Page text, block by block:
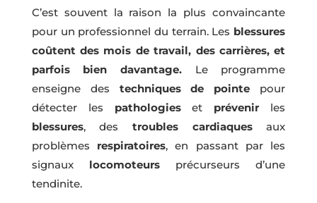
C’est souvent la raison la plus convaincante
pour un professionnel du terrain. Les blessures
coûtent des mois de travail, des carrières, et
parfois bien davantage. Le programme
enseigne des techniques de pointe pour
détecter les pathologieset prévenir les
blessures, des troubles cardiaquesaux
problèmes respiratoires, en passant par les
signaux locomoteursprécurseurs d’une
tendinite.